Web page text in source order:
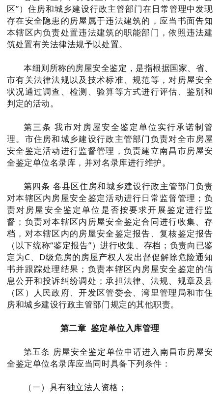
区”）住房和城乡建设行政主管部门在日常管理中发现
存在安全隐患的房屋属于违法建筑的，应当书面告知
本辖区内负责处置违法建筑的职能部门，依照违法建
筑处置有关法律法规予以处置。
本细则所称的房屋安全鉴定，是指根据国家、省、
市有关法律法规以及技术标准、规范等，对房屋安全
状况通过调查、检测、验算等方式进行评估、鉴别和
判定的活动。
第三条 我市对房屋安全鉴定单位实行承诺制管
理。市住房和城乡建设行政主管部门负责对全市房屋
安全鉴定活动进行监督管理，负责建立南昌市房屋安
全鉴定单位名录库，并对名录库进行维护。
第四条 各县区住房和城乡建设行政主管部门负责
对本辖区内房屋安全鉴定活动进行日常监督管理；负
责对房屋安全鉴定单位是否按要求开展鉴定进行监
督；负责对本辖区内房屋安全鉴定合同进行收集、存
档，对本辖区内的房屋安全鉴定报告、复核鉴定报告
（以下统称“鉴定报告”）进行收集、存档；负责向已鉴
定为C、D级危房的房屋产权人发出督促解除危险通知
书并跟踪处理结果；负责本辖区内房屋安全鉴定的信
息公开和投诉纠纷调处；承担法律、法规、规章及县
（区）人民政府、开发区管委会、湾里管理局和市住
房和城乡建设行政主管部门规定的其他职责。
第二章 鉴定单位入库管理
第五条 房屋安全鉴定单位申请进入南昌市房屋安
全鉴定单位名录库应当同时具备下列条件：
（一）具有独立法人资格；